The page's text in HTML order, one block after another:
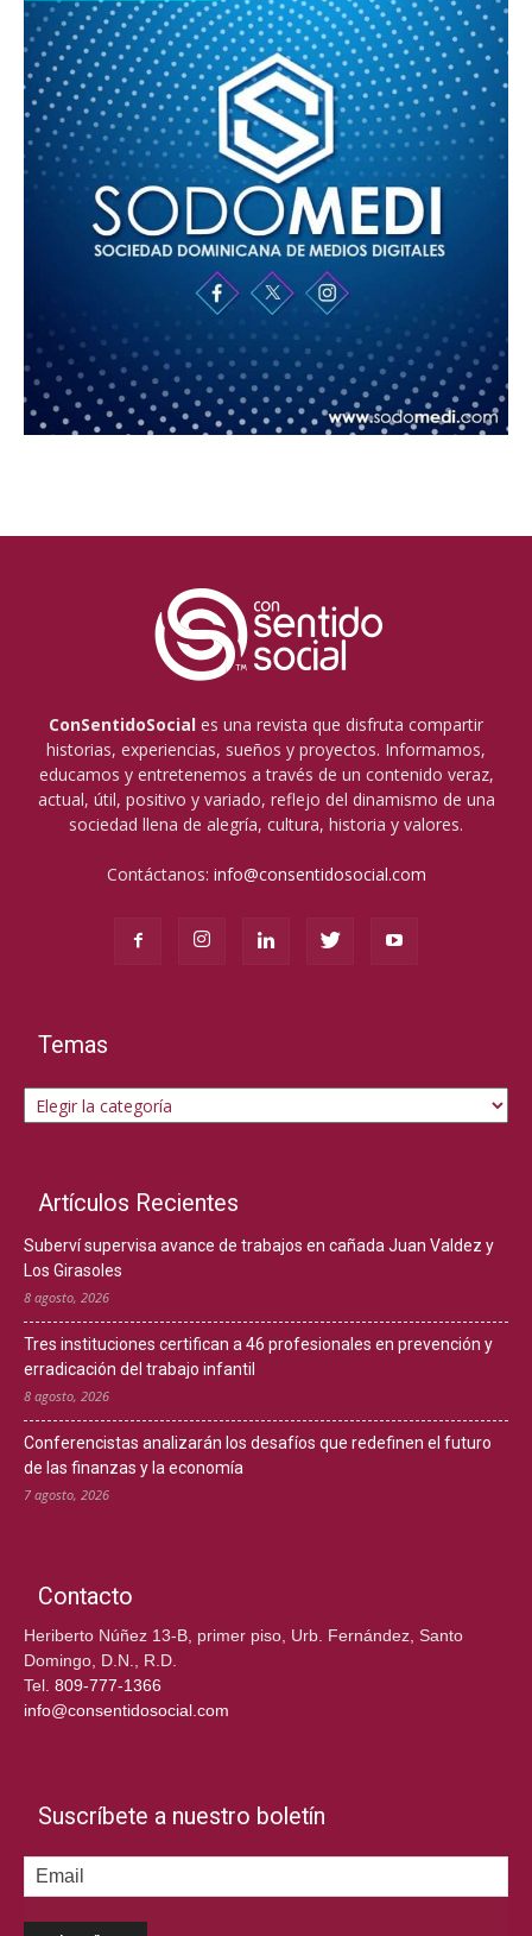
ConSentidoSocial es una revista que disfruta compartir
historias, experiencias, sueños y proyectos. Informamos,
educamos y entretenemos a través de un contenido veraz,
actual, útil, positivo y variado, reflejo del dinamismo de una
sociedad llena de alegría, cultura, historia y valores.
Contáctanos: info@consentidosocial.com
Temas
Temas
Artículos Recientes
Suberví supervisa avance de trabajos en cañada Juan Valdez y
Los Girasoles
8 agosto, 2026
Tres instituciones certifican a 46 profesionales en prevención y
erradicación del trabajo infantil
8 agosto, 2026
Conferencistas analizarán los desafíos que redefinen el futuro
de las finanzas y la economía
7 agosto, 2026
Contacto
Heriberto Núñez 13-B, primer piso, Urb. Fernández, Santo
Domingo, D.N., R.D.
Tel. 809-777-1366
info@consentidosocial.com
Suscríbete a nuestro boletín